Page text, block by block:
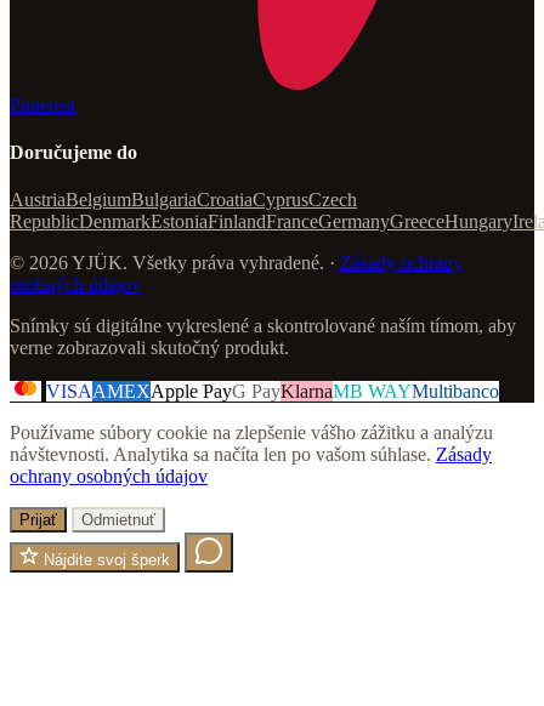
Pinterest
Doručujeme do
AustriaBelgiumBulgariaCroatiaCyprusCzech
RepublicDenmarkEstoniaFinlandFranceGermanyGreeceHungary
© 2026 YJÜK. Všetky práva vyhradené. · Zásady ochrany
osobných údajov
Snímky sú digitálne vykreslené a skontrolované naším tímom, aby
verne zobrazovali skutočný produkt.
VISAAMEXApple PayG PayKlarnaMB WAYMultibanco
Používame súbory cookie na zlepšenie vášho zážitku a analýzu
návštevnosti. Analytika sa načíta len po vašom súhlase. Zásady
ochrany osobných údajov
Prijať Odmietnuť
Nájdite svoj šperk